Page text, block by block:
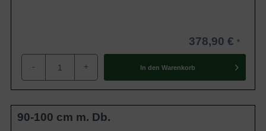
Wenn Sie als Gärtner eine Pflanzung im Frühjahr
bevorzugen, ist es im Falle derTaxus baccata
'Kugeln'
ebenso umsetzbar. Sie müssen bei einer
Frühjahrspflanzung beachten, dass der Boden nicht mehr
Temperaturen begonnen haben. Neben einer
378,90 €
- + In den Warenkorb
90-100 cm m. Db.